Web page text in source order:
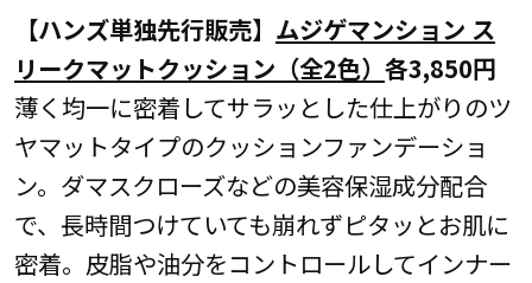
【ハンズ単独先行販売】 ムジゲマンション ス
リークマットクッション（全2色） 各3,850円
薄く均一に密着してサラッとした仕上がりのツ
ヤマットタイプのクッションファンデーショ
ン。ダマスクローズなどの美容保湿成分配合
で、長時間つけていても崩れずピタッとお肌に
密着。皮脂や油分をコントロールしてインナー